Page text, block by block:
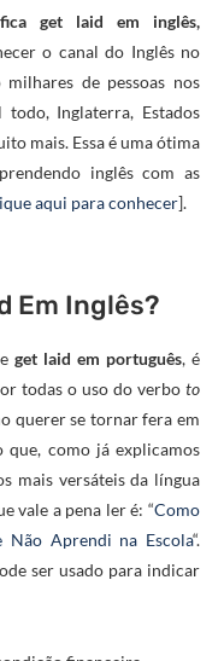
get laid em inglês,
o canal do Inglês no
de pessoas nos
Inglaterra, Estados
mais. Essa é uma ótima
inglês com as
aqui para conhecer].
Em Inglês?
get laid em português, é
todas o uso do verbo to
querer se tornar fera em
que, como já explicamos
mais versáteis da língua
vale a pena ler é: “Como
Não Aprendi na Escola“.
ser usado para indicar